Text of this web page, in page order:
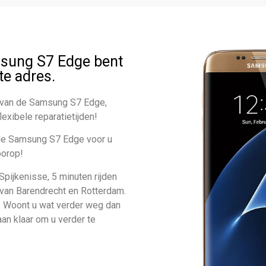
S7 Edge bent
adres.
de Samsung S7 Edge,
reparatietijden!
Samsung S7 Edge voor u
5 minuten rijden
Barendrecht en Rotterdam.
u wat verder weg dan
klaar om u verder te